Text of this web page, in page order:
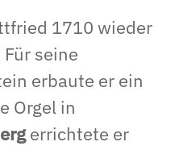
1710 wieder
seine
erbaute er ein
Orgel in
errichtete er